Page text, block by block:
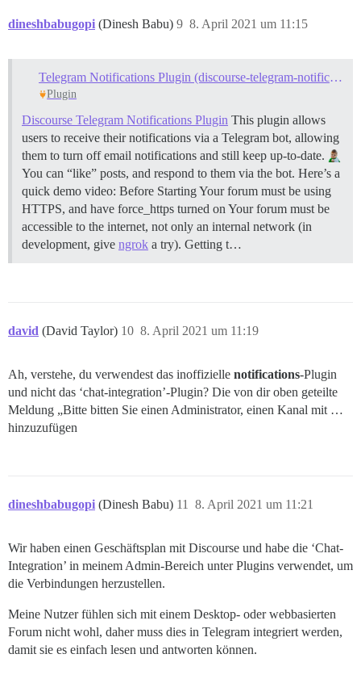
dineshbabugopi (Dinesh Babu) 8. April 2021 um 11:15
9
Telegram Notifications Plugin (discourse-telegram-notifications)
Plugin
Discourse Telegram Notifications Plugin This plugin allows
users to receive their notifications via a Telegram bot, allowing
them to turn off email notifications and still keep up-to-date.
You can “like” posts, and respond to them via the bot. Here’s a
quick demo video: Before Starting Your forum must be using
HTTPS, and have force_https turned on Your forum must be
accessible to the internet, not only an internal network (in
development, give ngrok a try). Getting t…
david (David Taylor) 8. April 2021 um 11:19
10
Ah, verstehe, du verwendest das inoffizielle notifications-Plugin
und nicht das ‘chat-integration’-Plugin? Die von dir oben geteilte
Meldung „Bitte bitten Sie einen Administrator, einen Kanal mit …
hinzuzufügen
dineshbabugopi (Dinesh Babu) 8. April 2021 um 11:21
11
Wir haben einen Geschäftsplan mit Discourse und habe die ‘Chat-
Integration’ in meinem Admin-Bereich unter Plugins verwendet, um
die Verbindungen herzustellen.
Meine Nutzer fühlen sich mit einem Desktop- oder webbasierten
Forum nicht wohl, daher muss dies in Telegram integriert werden,
damit sie es einfach lesen und antworten können.